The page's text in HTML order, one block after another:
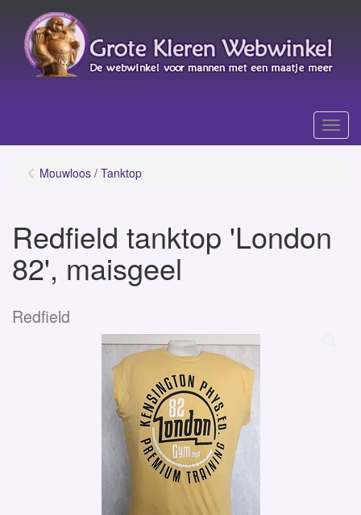
Menu
Mouwloos / Tanktop
Redfield tanktop 'London
82', maisgeel
Redfield